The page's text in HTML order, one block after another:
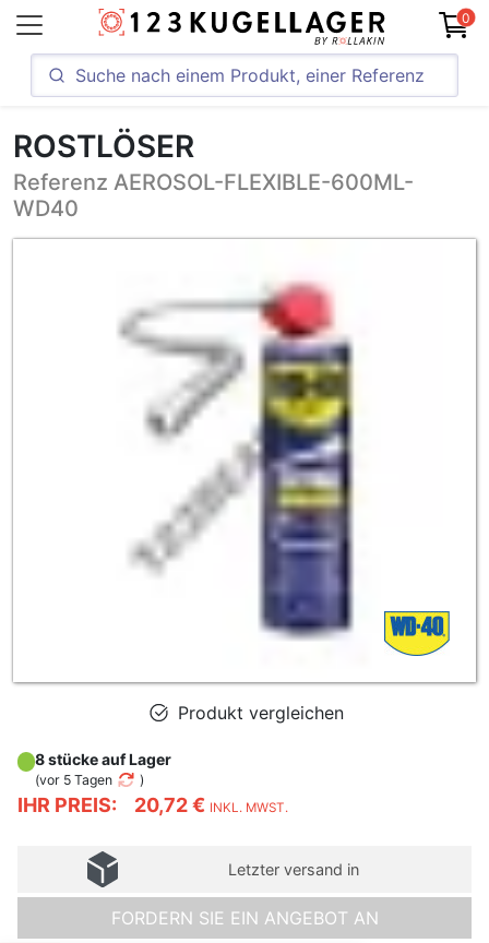
0
ROSTLÖSER
Referenz AEROSOL-FLEXIBLE-600ML-
WD40
Produkt vergleichen
IHR PREIS: 20,72 € INKL. MWST.
8 stücke auf Lager
(vor 5 Tagen )
Letzter versand in
FORDERN SIE EIN ANGEBOT AN